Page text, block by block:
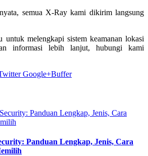
semua X-Ray kami dikirim langsung
untuk melengkapi sistem keamanan lokasi
informasi lebih lanjut, hubungi kami
Google+Buffer
Panduan Lengkap, Jenis, Cara